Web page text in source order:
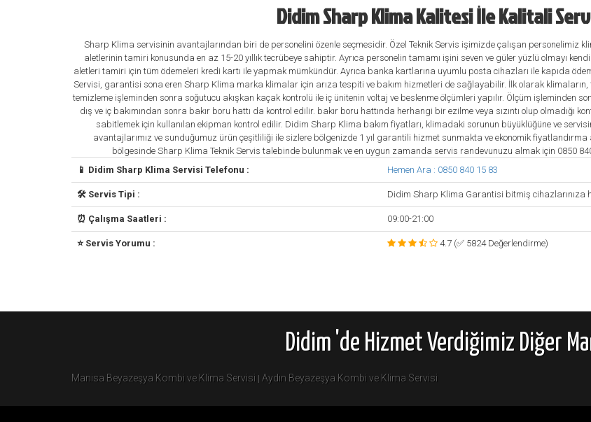
Didim Sharp Klima Kalitesi İle Kalitali
Sharp Klima servisinin avantajlarından biri de personelini özenle seçmesidir. Özel Teknik Servis işimizde çalışan personelimiz
aletlerinin tamiri konusunda en az 15-20 yıllık tecrübeye sahiptir. Ayrıca personelin tamamı işini seven ve güler yüzlü olmayı
aletleri tamiri için tüm ödemeleri kredi kartı ile yapmak mümkündür. Ayrıca banka kartlarına uyumlu posta cihazları ile kapıda
Servisi, garantisi sona eren Sharp Klima marka klimalar için arıza tespiti ve bakım hizmetleri de sağlayabilir. İlk olarak klimaların,
temizleme işleminden sonra soğutucu akışkan kaçak kontrolü ile iç ünitenin voltaj ve beslenme ölçümleri yapılır. Ölçüm işleminden
dış ve iç bakımından sonra bakır boru hattı da kontrol edilir. bakır boru hattında herhangi bir ezilme veya sızıntı olup olmadığı
sabitlemek için kullanılan ekipman kontrol edilir. Didim Sharp Klima bakım fiyatları, klimadaki sorunun büyüklüğüne ve
avantajlarımız ve sunduğumuz ürün çeşitliliği ile sizlere bölgenizde 1 yıl garantili hizmet sunmakta ve ekonomik
bölgesinde Sharp Klima Teknik Servis talebinde bulunmak ve en uygun zamanda servis randevunuzu almak için 0850
📱 Didim Sharp Klima Servisi Telefonu :
Hemen Ara : 0850 840 15 83
🛠️ Servis Tipi : Didim Sharp Klima Garantisi bitmiş cihazlarınıza
⏰ Çalışma Saatleri : 09:00-21:00
⭐ Servis Yorumu : 4.7 (✅ 5824 Değerlendirme)
Didim 'de Hizmet Verdiğimiz Diğer
Manisa Beyazeşya Kombi ve Klima Servisi | Aydın Beyazeşya Kombi ve Klima Servisi